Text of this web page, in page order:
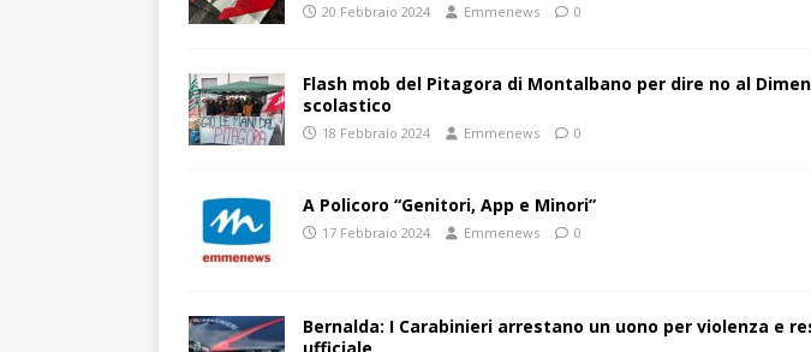
20 Febbraio 2024 Emmenews 0
Flash mob del Pitagora di Montalbano per dire no al
scolastico
18 Febbraio 2024 Emmenews 0
A Policoro “Genitori, App e Minori”
17 Febbraio 2024 Emmenews 0
Bernalda: I Carabinieri arrestano un uono per violenza e
ufficiale